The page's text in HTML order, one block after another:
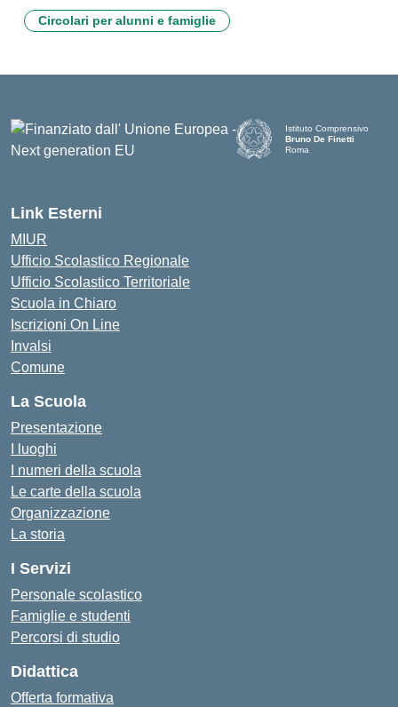
Circolari per alunni e famiglie
Istituto Comprensivo
Bruno De Finetti
Roma
Link Esterni
MIUR
Ufficio Scolastico Regionale
Ufficio Scolastico Territoriale
Scuola in Chiaro
Iscrizioni On Line
Invalsi
Comune
La Scuola
Presentazione
I luoghi
I numeri della scuola
Le carte della scuola
Organizzazione
La storia
I Servizi
Personale scolastico
Famiglie e studenti
Percorsi di studio
Didattica
Offerta formativa